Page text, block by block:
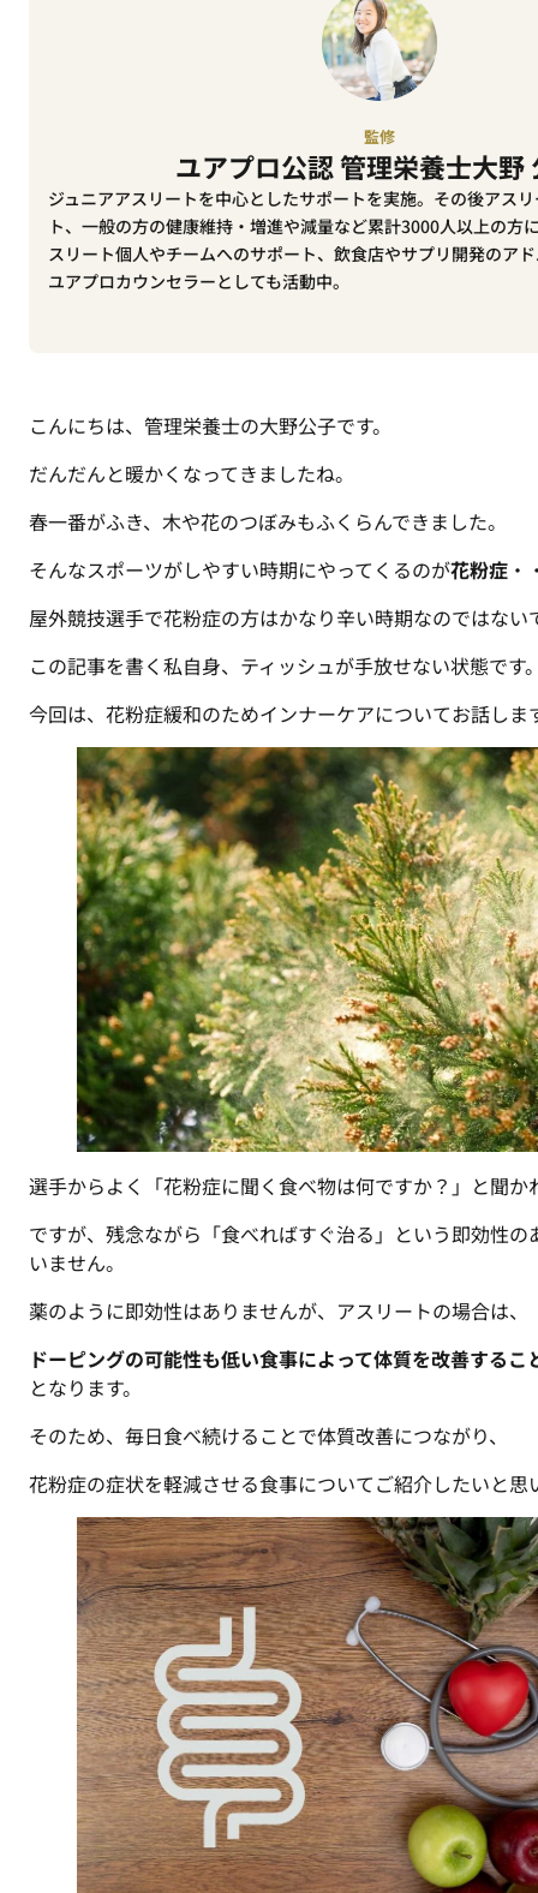
監修
ユアプロ公認 管理栄養士大野
ジュニアアスリートを中心としたサポートを実施。その後アス
ト、一般の方の健康維持・増進や減量など累計3000人以上の方
スリート個人やチームへのサポート、飲食店やサプリ開発のア
ユアプロカウンセラーとしても活動中。
こんにちは、管理栄養士の大野公子です。
だんだんと暖かくなってきましたね。
春一番がふき、木や花のつぼみもふくらんできました。
そんなスポーツがしやすい時期にやってくるのが花粉症 ・
屋外競技選手で花粉症の方はかなり辛い時期なのではない
この記事を書く私自身、ティッシュが手放せない状態です
今回は、花粉症緩和のためインナーケアについてお話しま
選手からよく「花粉症に聞く食べ物は何ですか？」と聞か
ですが、残念ながら「食べればすぐ治る」という即効性
いません。
薬のように即効性はありませんが、アスリートの場合は、
ドーピングの可能性も低い食事によって体質を改善する
となります。
そのため、毎日食べ続けることで体質改善につながり、
花粉症の症状を軽減させる食事についてご紹介したいと思